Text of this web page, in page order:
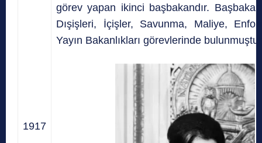
1917
görev yapan ikinci başbakandır.
Dışişleri, İçişler, Savunma, Maliye,
Yayın Bakanlıkları görevlerinde